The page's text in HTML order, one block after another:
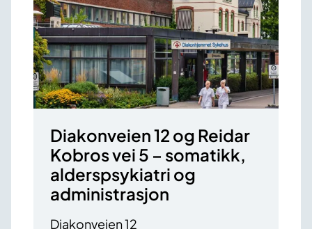
Diakonveien 12 og Reidar
Kobros vei 5 – somatikk,
alderspsykiatri og
administrasjon
Diakonveien 12